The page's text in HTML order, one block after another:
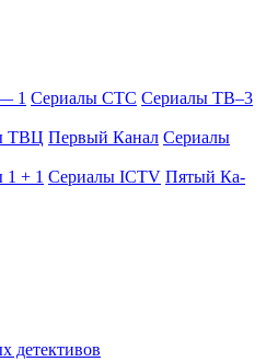
1 Се­риа­лы СТС Се­риа­лы ТВ–3
ТВЦ Пер­вый Ка­нал Се­риа­лы
1 + 1 Се­риа­лы ICTV Пя­тый Ка­
детективов